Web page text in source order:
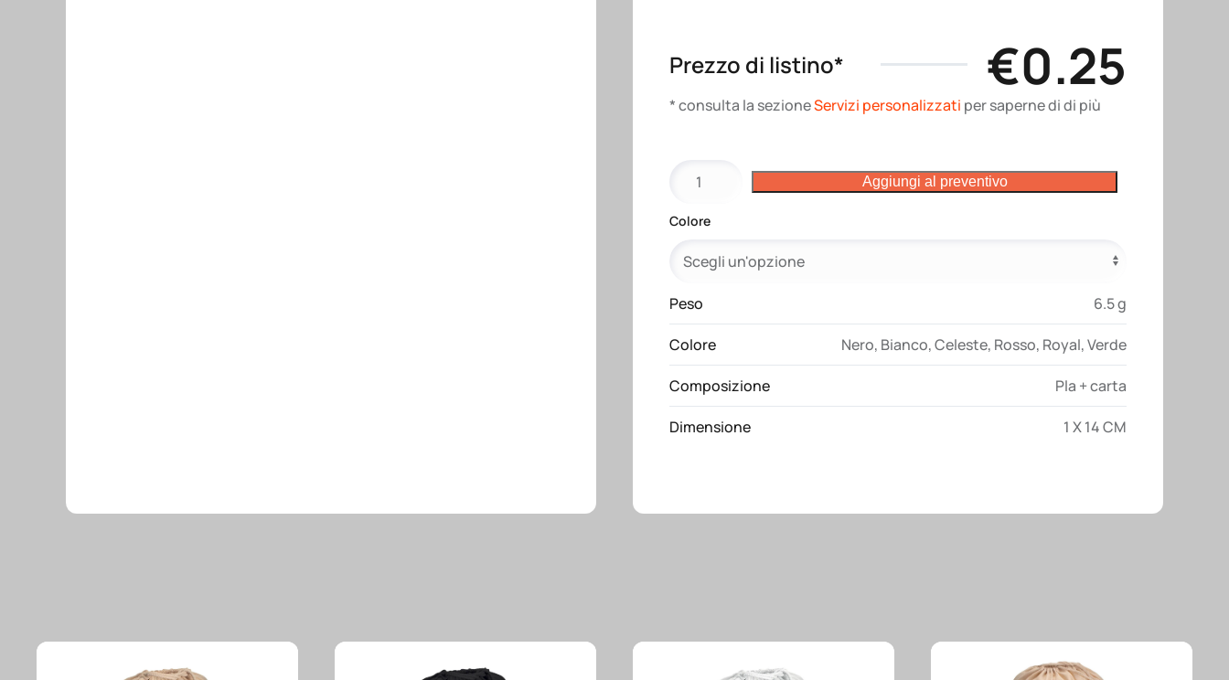
Prezzo di listino* €0.25
* consulta la sezioneServizi personalizzati per saperne di di più
scatto
carta
con
particolari
colorati
in
PLA
quantità
Aggiungi al preventivo
Colore
Peso 6.5 g
Colore Nero, Bianco,Celeste, Rosso, Royal,Verde
Composizione Pla + carta
Dimensione 1 X 14 CM